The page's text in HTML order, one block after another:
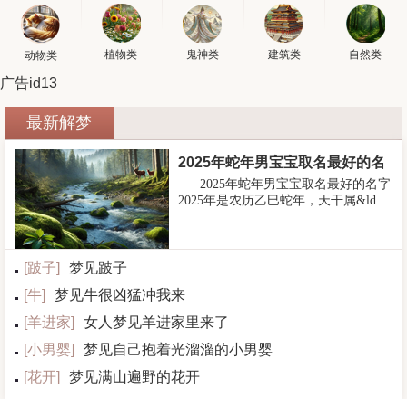
动物类 植物类 鬼神类 建筑类 自然类
广告id13
最新解梦
2025年蛇年男宝宝取名最好的名
2025年蛇年男宝宝取名最好的名字
2025年是农历乙巳蛇年，天干属&ld...
[跛子]
梦见跛子
[牛]
梦见牛很凶猛冲我来
[羊进家]
女人梦见羊进家里来了
[小男婴]
梦见自己抱着光溜溜的小男婴
[花开] 梦见满山遍野的花开